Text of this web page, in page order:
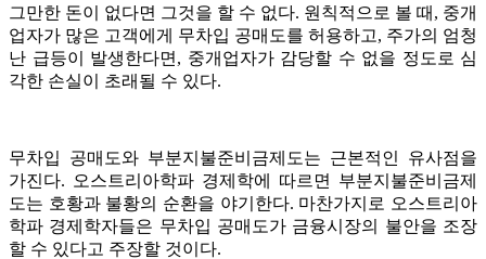
그만한 돈이 없다면 그것을 할 수 없다. 원칙적으로 볼 때, 중개
업자가 많은 고객에게 무차입 공매도를 허용하고, 주가의 엄청
난 급등이 발생한다면, 중개업자가 감당할 수 없을 정도로 심
각한 손실이 초래될 수 있다.
무차입 공매도와 부분지불준비금제도는 근본적인 유사점을
가진다. 오스트리아학파 경제학에 따르면 부분지불준비금제
도는 호황과 불황의 순환을 야기한다. 마찬가지로 오스트리아
학파 경제학자들은 무차입 공매도가 금융시장의 불안을 조장
할 수 있다고 주장할 것이다.